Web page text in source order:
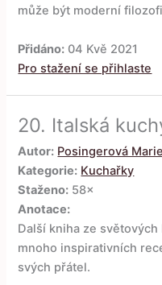
může být moderní
Přidáno: 04 Kvě 2021
Pro stažení se přihlaste
20. Italská
Autor: Posingerová Marie
Kategorie: Kuchařky
Staženo: 58×
Anotace:
Další kniha ze
mnoho inspirativních
svých přátel.